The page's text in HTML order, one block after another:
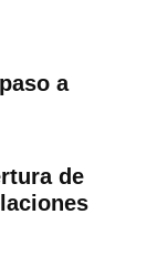
a
de